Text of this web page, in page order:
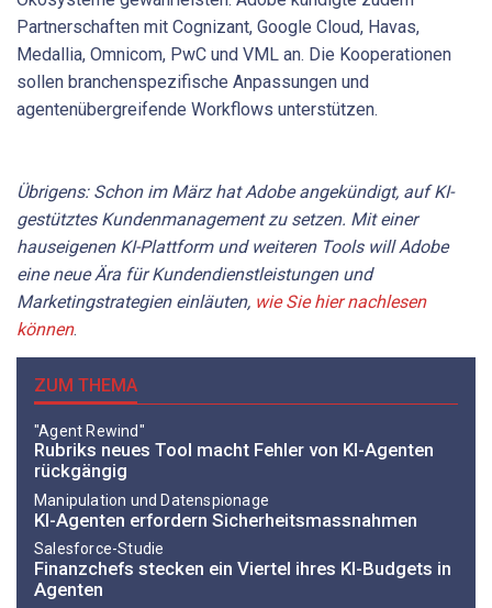
Partnerschaften mit Cognizant, Google Cloud, Havas,
Medallia, Omnicom, PwC und VML an. Die Kooperationen
sollen branchenspezifische Anpassungen und
agentenübergreifende Workflows unterstützen.
Übrigens: Schon im März hat Adobe angekündigt, auf KI-
gestütztes Kundenmanagement zu setzen. Mit einer
hauseigenen KI-Plattform und weiteren Tools will Adobe
eine neue Ära für Kundendienstleistungen und
Marketingstrategien einläuten, wie Sie hier nachlesen
können.
ZUM THEMA
"Agent Rewind"
Rubriks neues Tool macht Fehler von KI-Agenten
rückgängig
Manipulation und Datenspionage
KI-Agenten erfordern Sicherheitsmassnahmen
Salesforce-Studie
Finanzchefs stecken ein Viertel ihres KI-Budgets in
Agenten